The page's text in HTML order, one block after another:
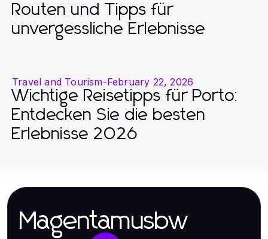
Routen und Tipps für
unvergessliche Erlebnisse
Travel and Tourism-February 22, 2026
Wichtige Reisetipps für Porto:
Entdecken Sie die besten
Erlebnisse 2026
Magentamusbw